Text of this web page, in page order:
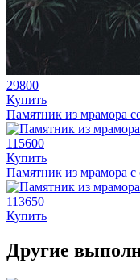
29800
Купить
Памятник из мрамора
115600
Купить
Памятник из мрамора с
113650
Купить
Другие